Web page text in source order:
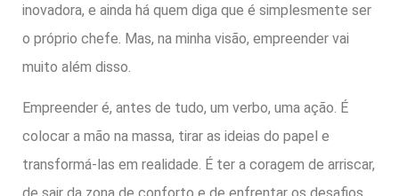
inovadora, e ainda há quem diga que é simplesmente ser
o próprio chefe. Mas, na minha visão, empreender vai
muito além disso.
Empreender é, antes de tudo, um verbo, uma ação. É
colocar a mão na massa, tirar as ideias do papel e
transformá-las em realidade. É ter a coragem de arriscar,